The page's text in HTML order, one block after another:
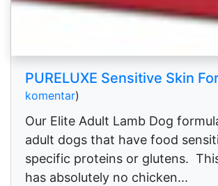
PURELUXE Sensitive Skin
komentar)
Our Elite Adult Lamb Dog
adult dogs that have food
specific proteins or glutens.
has absolutely no chicken...